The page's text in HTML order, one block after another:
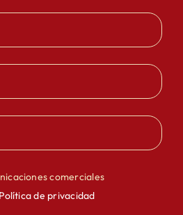
comerciales
Política de privacidad